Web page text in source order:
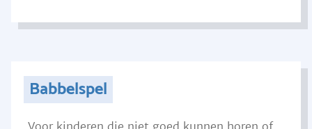
Babbelspel
Voor kinderen die niet goed kunnen horen of